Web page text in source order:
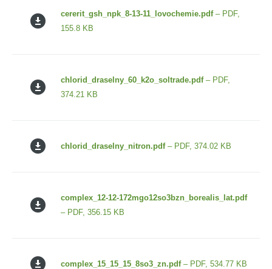
cererit_gsh_npk_8-13-11_lovochemie.pdf– PDF,
155.8 KB
chlorid_draselny_60_k2o_soltrade.pdf– PDF,
374.21 KB
chlorid_draselny_nitron.pdf– PDF, 374.02 KB
complex_12-12-172mgo12so3bzn_borealis_lat.pdf
– PDF, 356.15 KB
complex_15_15_15_8so3_zn.pdf– PDF, 534.77 KB